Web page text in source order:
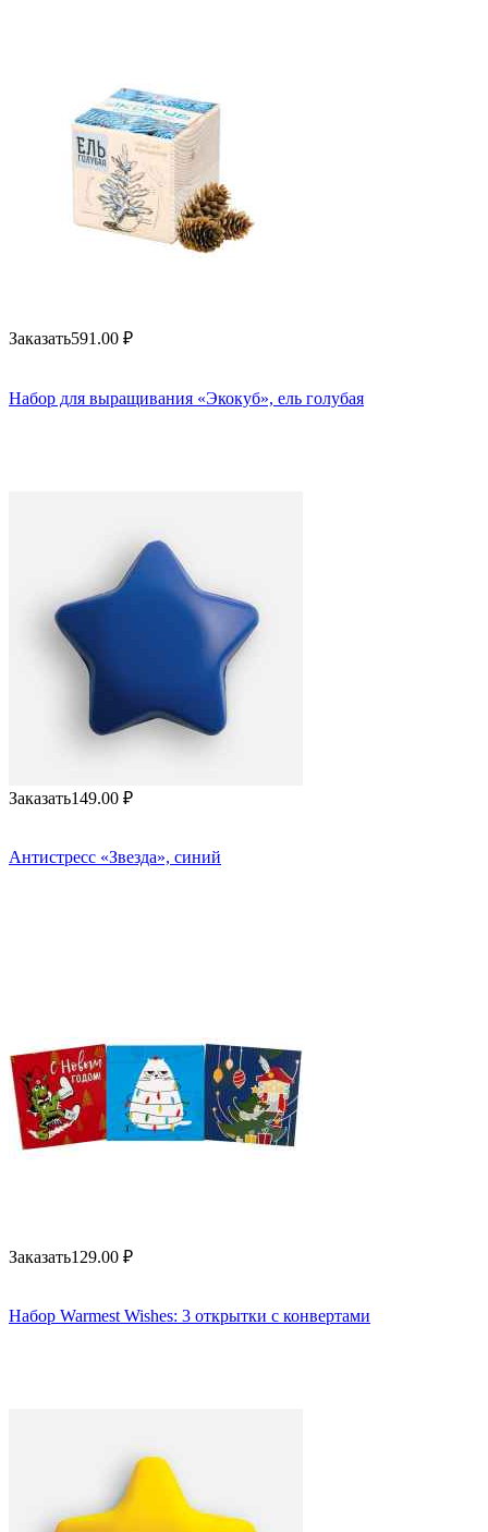
Заказать591.00 ₽
Набор для выращивания «Экокуб», ель голубая
Заказать149.00 ₽
Антистресс «Звезда», синий
Заказать129.00 ₽
Набор Warmest Wishes: 3 открытки с конвертами